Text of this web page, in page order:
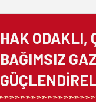
HAK ODAKLI,
BAĞIMSIZ